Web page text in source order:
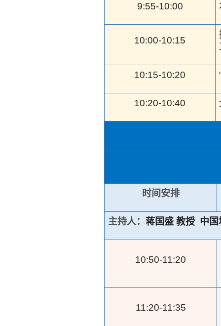
9:55-10:00
10:00-10:15
10:15-10:20
10:20-10:40
时间安排
主持人： 蒋国盛 教授 中国
10:50-11:20
11:20-11:35